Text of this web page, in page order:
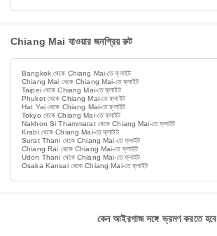
Chiang Mai যাওয়ার জনপ্রিয় রুট
Bangkok থেকে Chiang Mai-তে ফ্লাইট
Chiang Mai থেকে Chiang Mai-তে ফ্লাইট
Taipei থেকে Chiang Mai-তে ফ্লাইট
Phuket থেকে Chiang Mai-তে ফ্লাইট
Hat Yai থেকে Chiang Mai-তে ফ্লাইট
Tokyo থেকে Chiang Mai-তে ফ্লাইট
Nakhon Si Thammarat থেকে Chiang Mai-তে ফ্লাইট
Krabi থেকে Chiang Mai-তে ফ্লাইট
Surat Thani থেকে Chiang Mai-তে ফ্লাইট
Chiang Rai থেকে Chiang Mai-তে ফ্লাইট
Udon Thani থেকে Chiang Mai-তে ফ্লাইট
Osaka Kansai থেকে Chiang Mai-তে ফ্লাইট
কেন আইরপাজ সঙ্গে ভ্রমণ করতে হবে